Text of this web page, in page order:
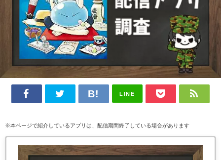
LINE
※本ページで紹介しているアプリは、配信期間終了している場合があります